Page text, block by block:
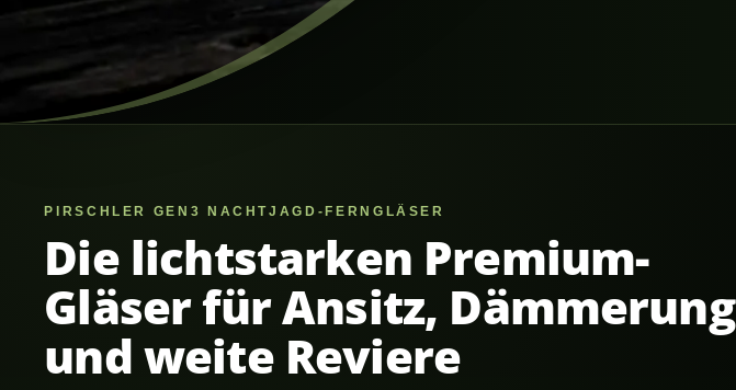
PIRSCHLER GEN3 NACHTJAGD-FERNGLÄSER
Die lichtstarken Premium-
Gläser für Ansitz, Dämmerung
und weite Reviere